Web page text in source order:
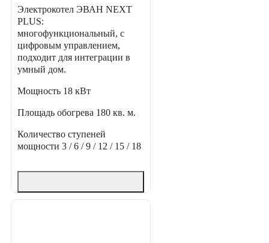
Электрокотел ЭВАН NEXT
PLUS:
многофункциональный, с
цифровым управлением,
подходит для интеграции в
умный дом.
Мощность 18 кВт
Площадь обогрева 180 кв. м.
Количество ступеней
мощности 3 / 6 / 9 / 12 / 15 / 18